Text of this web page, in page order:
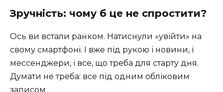
Зручність: чому б це не спростити?
Ось ви встали ранком. Натиснули «увійти» на
свому смартфоні. І вже під рукою і новини, і
мессенджери, і все, що треба для старту дня.
Думати не треба: все під одним обліковим
записом.